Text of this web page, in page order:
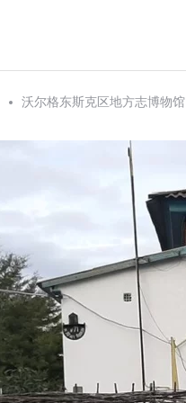
沃尔格东斯克区地方志博物馆